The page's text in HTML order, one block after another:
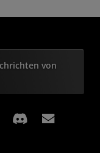
von
Facebook